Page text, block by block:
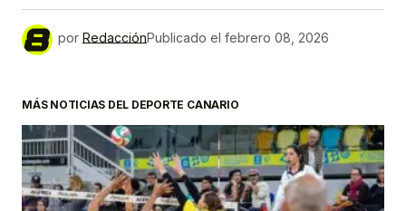
por RedacciónPublicado el febrero 08, 2026
MÁS NOTICIAS DEL DEPORTE CANARIO